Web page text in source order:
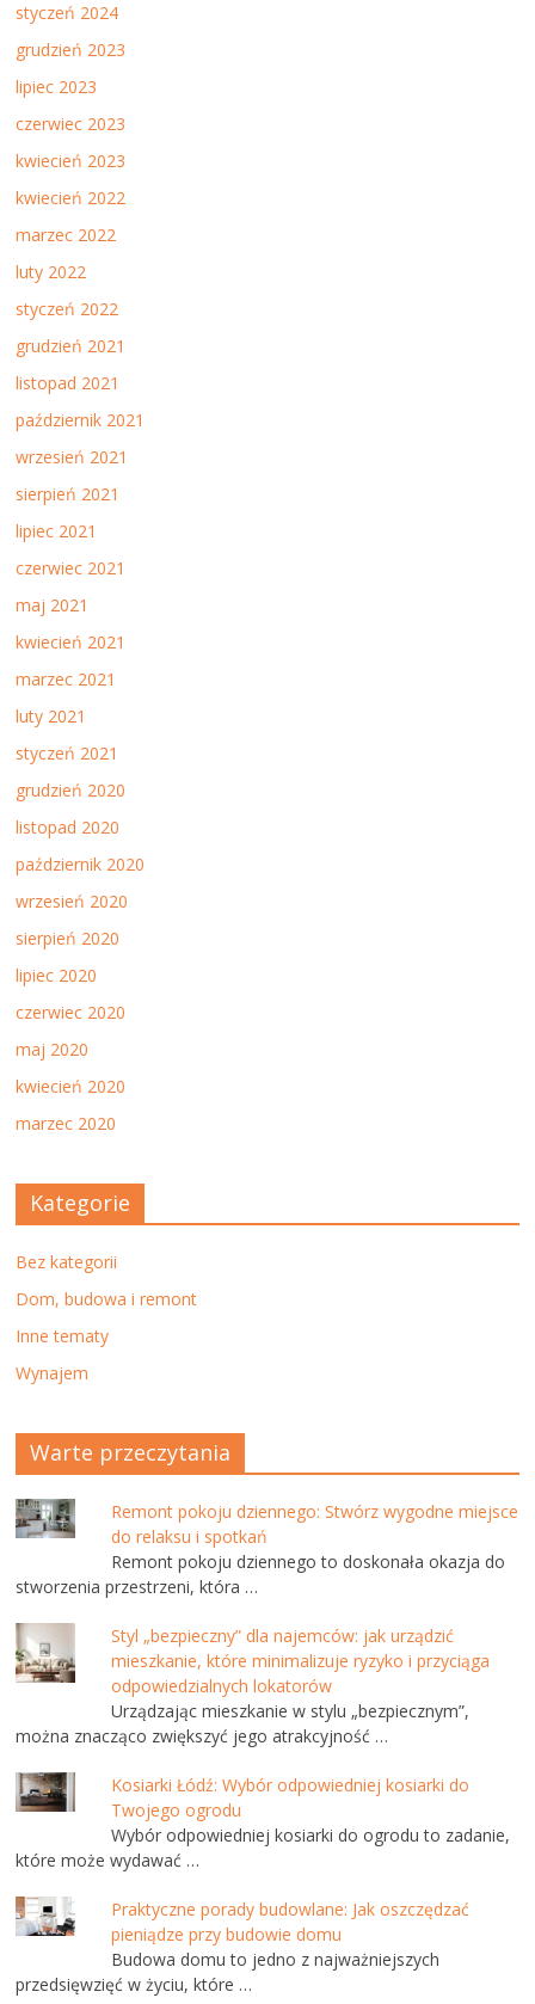
styczeń 2024
grudzień 2023
lipiec 2023
czerwiec 2023
kwiecień 2023
kwiecień 2022
marzec 2022
luty 2022
styczeń 2022
grudzień 2021
listopad 2021
październik 2021
wrzesień 2021
sierpień 2021
lipiec 2021
czerwiec 2021
maj 2021
kwiecień 2021
marzec 2021
luty 2021
styczeń 2021
grudzień 2020
listopad 2020
październik 2020
wrzesień 2020
sierpień 2020
lipiec 2020
czerwiec 2020
maj 2020
kwiecień 2020
marzec 2020
Kategorie
Bez kategorii
Dom, budowa i remont
Inne tematy
Wynajem
Warte przeczytania
Remont pokoju dziennego: Stwórz wygodne miejsce
do relaksu i spotkań
Remont pokoju dziennego to doskonała okazja do
stworzenia przestrzeni, która …
Styl „bezpieczny” dla najemców: jak urządzić
mieszkanie, które minimalizuje ryzyko i przyciąga
odpowiedzialnych lokatorów
Urządzając mieszkanie w stylu „bezpiecznym”,
można znacząco zwiększyć jego atrakcyjność …
Kosiarki Łódź: Wybór odpowiedniej kosiarki do
Twojego ogrodu
Wybór odpowiedniej kosiarki do ogrodu to zadanie,
które może wydawać …
Praktyczne porady budowlane: Jak oszczędzać
pieniądze przy budowie domu
Budowa domu to jedno z najważniejszych
przedsięwzięć w życiu, które …